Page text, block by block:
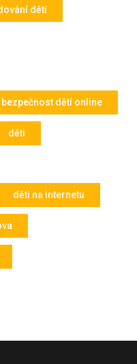
dětí
bezpečnost dětí online
děti
děti na internetu